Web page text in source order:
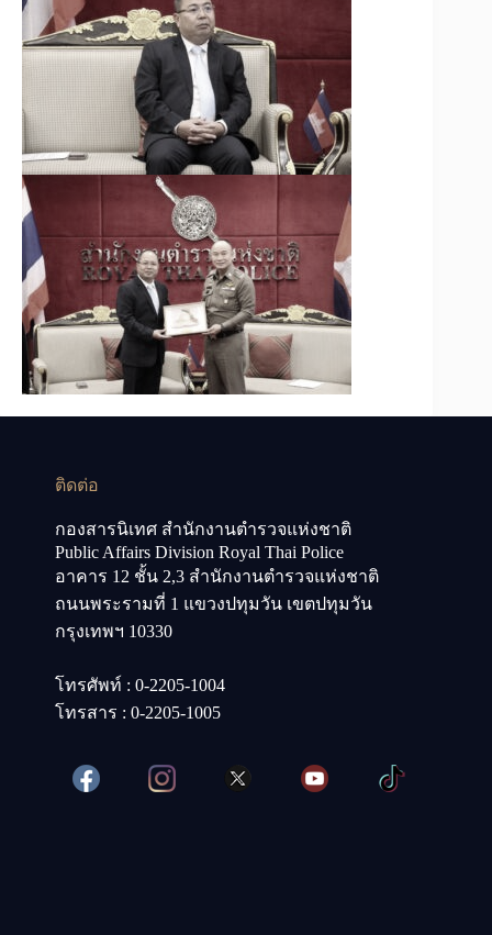
ติดต่อ
กองสารนิเทศ สำนักงานตำรวจแห่งชาติ
Public Affairs Division Royal Thai Police
อาคาร 12 ชั้น 2,3 สำนักงานตำรวจแห่งชาติ
ถนนพระรามที่ 1 แขวงปทุมวัน เขตปทุมวัน
กรุงเทพฯ 10330
โทรศัพท์ : 0-2205-1004
โทรสาร : 0-2205-1005